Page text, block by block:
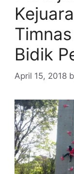
Bidik
April 15, 2018